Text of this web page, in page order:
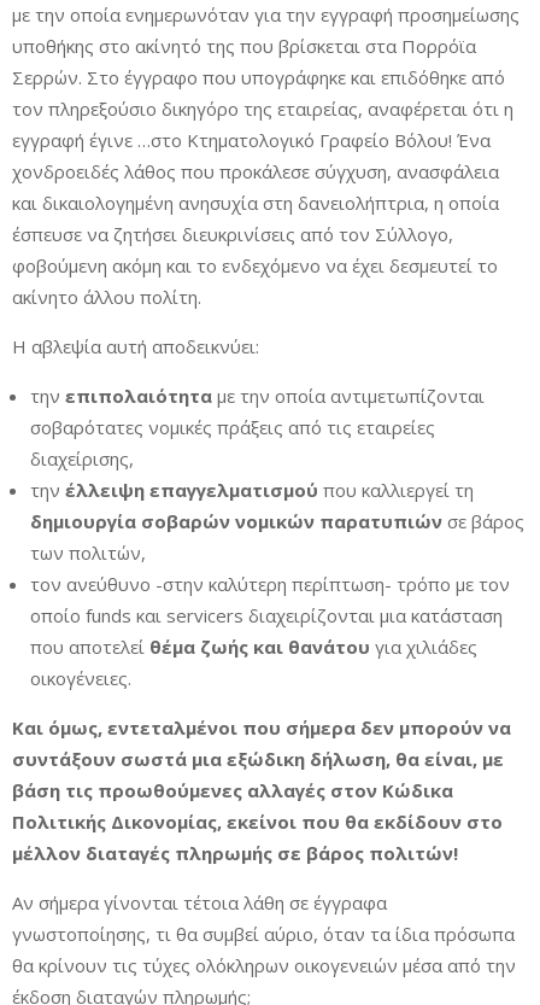
με την οποία ενημερωνόταν για την εγγραφή προσημείωσης
υποθήκης στο ακίνητό της που βρίσκεται στα Πορρόϊα
Σερρών. Στο έγγραφο που υπογράφηκε και επιδόθηκε από
τον πληρεξούσιο δικηγόρο της εταιρείας, αναφέρεται ότι η
εγγραφή έγινε …στο Κτηματολογικό Γραφείο Βόλου! Ένα
χονδροειδές λάθος που προκάλεσε σύγχυση, ανασφάλεια
και δικαιολογημένη ανησυχία στη δανειολήπτρια, η οποία
έσπευσε να ζητήσει διευκρινίσεις από τον Σύλλογο,
φοβούμενη ακόμη και το ενδεχόμενο να έχει δεσμευτεί το
ακίνητο άλλου πολίτη.
Η αβλεψία αυτή αποδεικνύει:
την επιπολαιότητα με την οποία αντιμετωπίζονται
σοβαρότατες νομικές πράξεις από τις εταιρείες
διαχείρισης,
την έλλειψη επαγγελματισμού που καλλιεργεί τη
δημιουργία σοβαρών νομικών παρατυπιών σε βάρος
των πολιτών,
τον ανεύθυνο -στην καλύτερη περίπτωση- τρόπο με τον
οποίο funds και servicers διαχειρίζονται μια κατάσταση
που αποτελεί θέμα ζωής και θανάτου για χιλιάδες
οικογένειες.
Και όμως, εντεταλμένοι που σήμερα δεν μπορούν να
συντάξουν σωστά μια εξώδικη δήλωση, θα είναι, με
βάση τις προωθούμενες αλλαγές στον Κώδικα
Πολιτικής Δικονομίας, εκείνοι που θα εκδίδουν στο
μέλλον διαταγές πληρωμής σε βάρος πολιτών!
Αν σήμερα γίνονται τέτοια λάθη σε έγγραφα
γνωστοποίησης, τι θα συμβεί αύριο, όταν τα ίδια πρόσωπα
θα κρίνουν τις τύχες ολόκληρων οικογενειών μέσα από την
έκδοση διαταγών πληρωμής;